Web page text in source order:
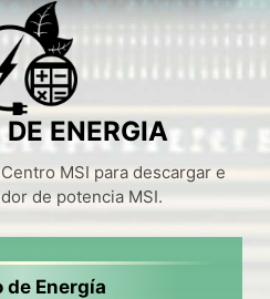
ENERGIA
MSI para descargar e
de potencia MSI.
de Energía